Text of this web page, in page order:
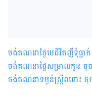
ចង់គណនាថ្ងៃមេជីវិតញីទុំធ្លា
ចង់គណនាថ្ងៃសម្រាលកូន ចុ
ចង់គណនាទម្ងន់ស្រ្តីពពោះ ចុ